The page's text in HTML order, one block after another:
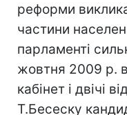
реформи
частини
парламенті
жовтня 2009 р.
кабінет і двічі
Т.Бесеску